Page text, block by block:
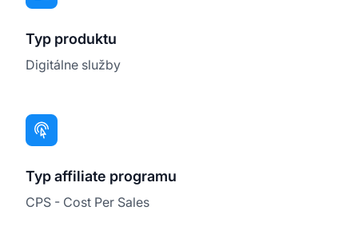
Typ produktu
Digitálne služby
Typ affiliate programu
CPS - Cost Per Sales